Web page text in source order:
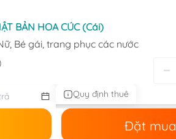
BẢN HOA CÚC (Cái)
Bé gái, trang phục các nước
Quy định thuê
Đặt mua